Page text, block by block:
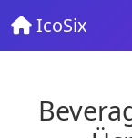
IcoSix